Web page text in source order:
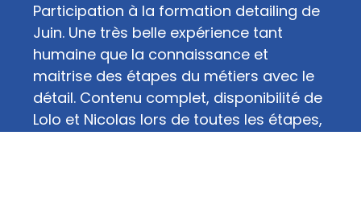
Participation à la formation detailing de
Juin. Une très belle expérience tant
humaine que la connaissance et
maitrise des étapes du métiers avec le
détail. Contenu complet, disponibilité de
Lolo et Nicolas lors de toutes les étapes,